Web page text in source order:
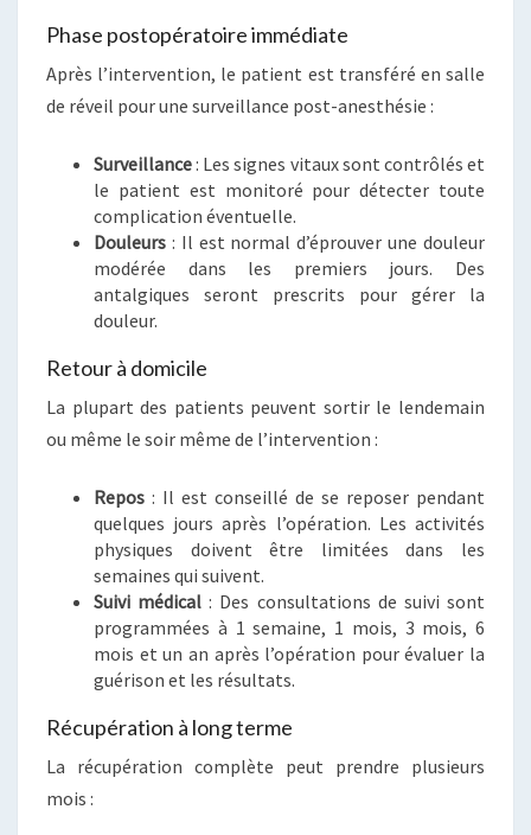
Phase postopératoire immédiate
Après l’intervention, le patient est transféré en salle
de réveil pour une surveillance post-anesthésie :
Surveillance: Les signes vitaux sont contrôlés et
le patient est monitoré pour détecter toute
complication éventuelle.
Douleurs : Il est normal d’éprouver une douleur
modérée dans les premiers jours. Des
antalgiques seront prescrits pour gérer la
douleur.
Retour à domicile
La plupart des patients peuvent sortir le lendemain
ou même le soir même de l’intervention :
Repos : Il est conseillé de se reposer pendant
quelques jours après l’opération. Les activités
physiques doivent être limitées dans les
semaines qui suivent.
Suivi médical : Des consultations de suivi sont
programmées à 1 semaine, 1 mois, 3 mois, 6
mois et un an après l’opération pour évaluer la
guérison et les résultats.
Récupération à long terme
La récupération complète peut prendre plusieurs
mois :